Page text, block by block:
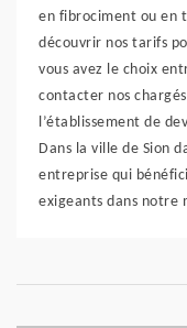
en fibrociment ou en
découvrir nos tarifs
vous avez le choix
contacter nos
l’établissement de
Dans la ville de Sion
entreprise qui
exigeants dans notre